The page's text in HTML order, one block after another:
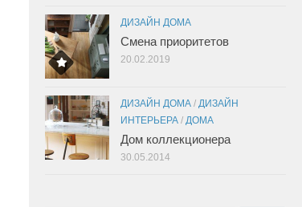
ДИЗАЙН ДОМА
Смена приоритетов
20.02.2019
ДИЗАЙН ДОМА / ДИЗАЙН
ИНТЕРЬЕРА / ДОМА
Дом коллекционера
30.05.2014